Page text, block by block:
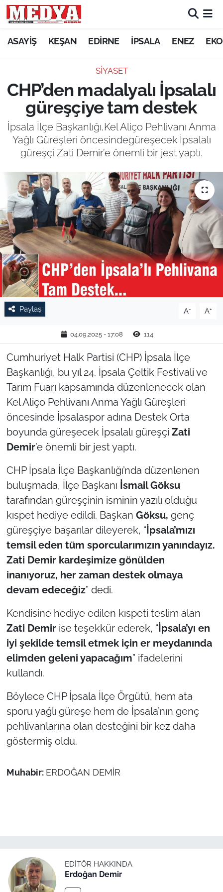
ASAYİŞ KEŞAN EDİRNE İPSALA ENEZ
SİYASET
CHP’den madalyalı İpsalalı
güreşçiye tam destek
İpsala İlçe Başkanlığı,Kel Aliço Pehlivanı Anma
Yağlı Güreşleri öncesindegüreşecek İpsalalı
güreşçi Zati Demir’e önemli bir jest yaptı.
Paylaş A- A+
04.09.2025 - 17:08 114
Cumhuriyet Halk Partisi (CHP) İpsala İlçe
Başkanlığı, bu yıl 24. İpsala Çeltik Festivali ve
Tarım Fuarı kapsamında düzenlenecek olan
Kel Aliço Pehlivanı Anma Yağlı Güreşleri
öncesinde İpsalaspor adına Destek Orta
boyunda güreşecek İpsalalı güreşçi Zati
Demir’e önemli bir jest yaptı.
CHP İpsala İlçe Başkanlığı’nda düzenlenen
buluşmada, İlçe Başkanı İsmail Göksu
tarafından güreşçinin isminin yazılı olduğu
kıspet hediye edildi. Başkan Göksu, genç
güreşçiye başarılar dileyerek, “İpsala’mızı
temsil eden tüm sporcularımızın yanındayız.
Zati Demir kardeşimize gönülden
inanıyoruz, her zaman destek olmaya
devam edeceğiz” dedi.
Kendisine hediye edilen kıspeti teslim alan
Zati Demirise teşekkür ederek, “İpsala’yı en
iyi şekilde temsil etmek için er meydanında
elimden geleni yapacağım” ifadelerini
kullandı.
Böylece CHP İpsala İlçe Örgütü, hem ata
sporu yağlı güreşe hem de İpsala’nın genç
pehlivanlarına olan desteğini bir kez daha
göstermiş oldu.
Muhabir: ERDOĞAN DEMİR
EDITÖR HAKKINDA
Erdoğan Demir
KEŞAN
ASAYİŞ
SİYASET
GÜNDEM
SAĞLIK
EĞİTİM
TARIM VE HAYVANCILIK
KÜLTÜR SANAT
RESMİ İLAN
SPOR
YAŞAM
EDİRNE
TEKİRDAĞ
KIRKLARELİ
ÇANAKKALE
TÜRKİYE
Bölge
Güvenlik
Genel
Politika
Flaş Haber
Dış Haberler
Magazin
İş Dünyası
Bilim Teknoloji
English News
Canlı Maç
Finans